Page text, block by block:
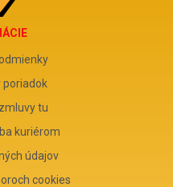
poriadok
tu
kuriérom
údajov
cookies